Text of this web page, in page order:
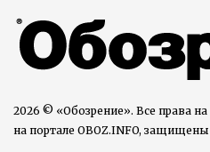
2026 © «Обозрение». Все права
на портале OBOZ.INFO, защищены